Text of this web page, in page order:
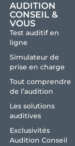
AUDITION
CONSEIL &
VOUS
Test auditif en
ligne
Simulateur de
prise en charge
Tout comprendre
de l’audition
Les solutions
auditives
Exclusivités
Audition Conseil